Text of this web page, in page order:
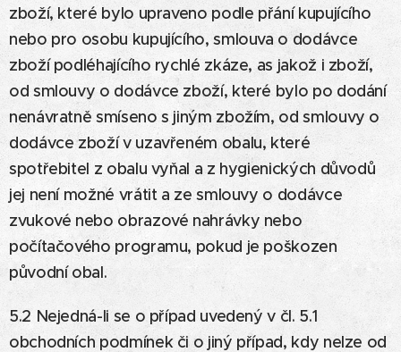
zboží, které bylo upraveno podle přání kupujícího
nebo pro osobu kupujícího, smlouva o dodávce
zboží podléhajícího rychlé zkáze, as jakož i zboží,
od smlouvy o dodávce zboží, které bylo po dodání
nenávratně smíseno s jiným zbožím, od smlouvy o
dodávce zboží v uzavřeném obalu, které
spotřebitel z obalu vyňal a z hygienických důvodů
jej není možné vrátit a ze smlouvy o dodávce
zvukové nebo obrazové nahrávky nebo
počítačového programu, pokud je poškozen
původní obal.
5.2 Nejedná-li se o případ uvedený v čl. 5.1
obchodních podmínek či o jiný případ, kdy nelze od